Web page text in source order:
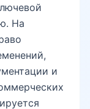
На
и